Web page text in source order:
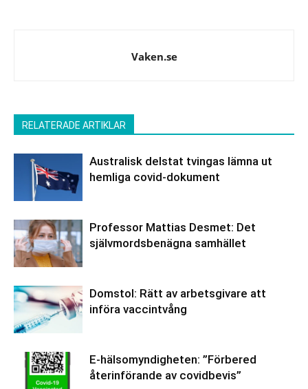
Vaken.se
RELATERADE ARTIKLAR
Australisk delstat tvingas lämna ut
hemliga covid-dokument
Professor Mattias Desmet: Det
självmordsbenägna samhället
Domstol: Rätt av arbetsgivare att
införa vaccintvång
E-hälsomyndigheten: ”Förbered
återinförande av covidbevis”